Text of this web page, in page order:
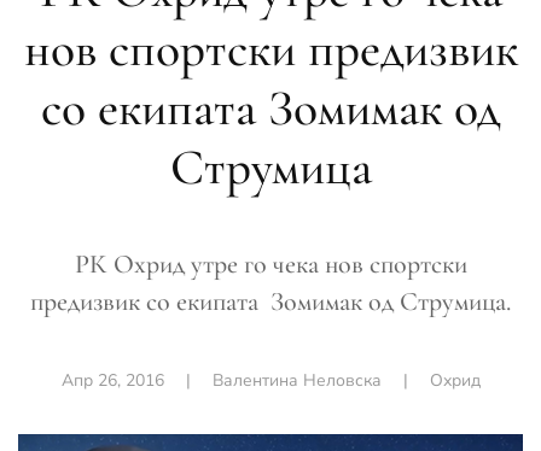
нов спортски предизвик
со екипата Зомимак од
Струмица
РК Охрид утре го чека нов спортски
предизвик со екипата Зомимак од Струмица.
Апр 26, 2016| Валентина Неловска | Охрид